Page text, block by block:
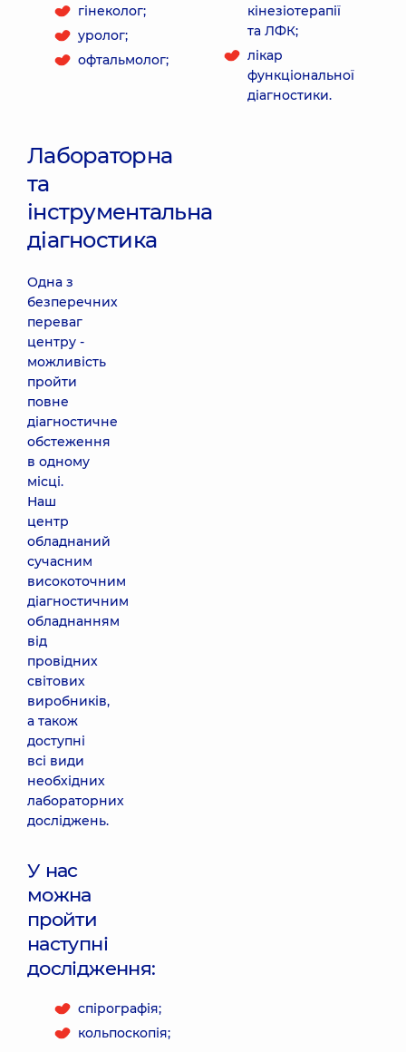
гінеколог;
уролог;
офтальмолог;
кінезіотерапії
та ЛФК;
лікар
функціональної
діагностики.
Лабораторна
та
інструментальна
діагностика
Одна з
безперечних
переваг
центру -
можливість
пройти
повне
діагностичне
обстеження
в одному
місці.
Наш
центр
обладнаний
сучасним
високоточним
діагностичним
обладнанням
від
провідних
світових
виробників,
а також
доступні
всі види
необхідних
лабораторних
досліджень.
У нас
можна
пройти
наступні
дослідження:
спірографія;
кольпоскопія;